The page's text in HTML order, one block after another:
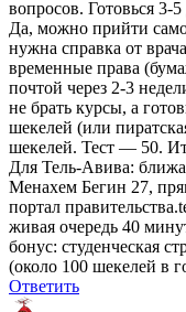
вопросов. Готовься 3-
Да, можно прийти
нужна справка от
временные права
почтой через 2-3
не брать курсы, а
шекелей (или
шекелей. Тест — 50.
Для Тель-Авива:
Менахем Бегин 27,
портал
живая очередь 40
бонус: студенческая
(около 100 шекелей в
Ответить